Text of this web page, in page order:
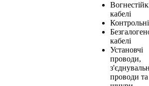
кабелі
кабелі
Установчі
проводи,
проводи та